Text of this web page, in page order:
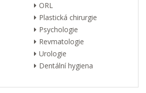
ORL
Plastická chirurgie
Psychologie
Revmatologie
Urologie
Dentální hygiena